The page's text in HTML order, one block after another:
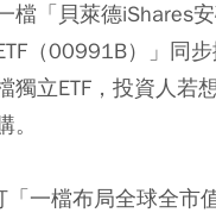
檔「貝萊德iShares
（00991B）」同
獨立ETF，投資人若
一檔布局全球全市